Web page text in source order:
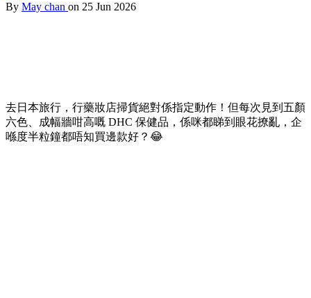
By May chan on 25 Jun 2026
去日本旅行，行藥妝店掃貨絕對係指定動作！但每次見到五顏
六色、成幅牆咁高嘅 DHC 保健品，係咪都睇到眼花撩亂，企
喺度半粒鐘都唔知買邊款好？😂